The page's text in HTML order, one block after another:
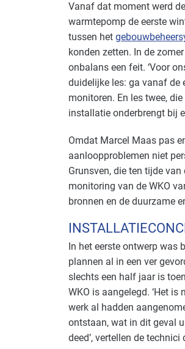
Vanaf dat moment werd
warmtepomp de eerste
tussen het
konden zetten. In de
onbalans een feit. ‘Voor
duidelijke les: ga vanaf de
monitoren. En les twee,
installatie onderbrengt bij
Omdat Marcel Maas pas
aanloopproblemen niet
Grunsven, die ten tijde
monitoring van de WKO
bronnen en de duurzame
In het eerste ontwerp was
plannen al in een ver
slechts een half jaar is
WKO is aangelegd. ‘Het
werk al hadden
ontstaan, wat in dit geval
deed’, vertellen de